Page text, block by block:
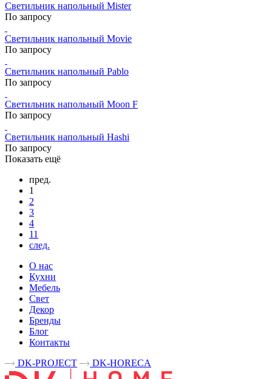
Светильник напольный Mister
По запросу
Светильник напольный Movie
По запросу
Светильник напольный Pablo
По запросу
Светильник напольный Moon F
По запросу
Светильник напольный Hashi
По запросу
Показать ещё
пред.
1
2
3
4
11
след.
О нас
Кухни
Мебель
Свет
Декор
Бренды
Блог
Контакты
DK-PROJECT
DK-HORECA